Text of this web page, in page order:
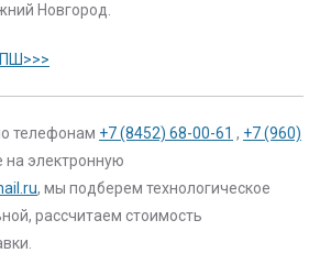
Новгород.
телефонам +7 (8452) 68-00-61 , +7 (960)
на электронную
, мы подберем технологическое
рассчитаем стоимость